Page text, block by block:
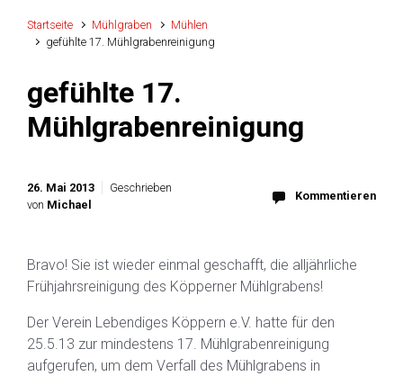
Startseite Mühlgraben
Mühlen
gefühlte 17. Mühlgrabenreinigung
gefühlte 17.
Mühlgrabenreinigung
26. Mai 2013
Geschrieben
von Michael
Kommentieren
Bravo! Sie ist wieder einmal geschafft, die alljährliche
Frühjahrsreinigung des Köpperner Mühlgrabens!
Der Verein Lebendiges Köppern e.V. hatte für den
25.5.13 zur mindestens 17. Mühlgrabenreinigung
aufgerufen, um dem Verfall des Mühlgrabens in